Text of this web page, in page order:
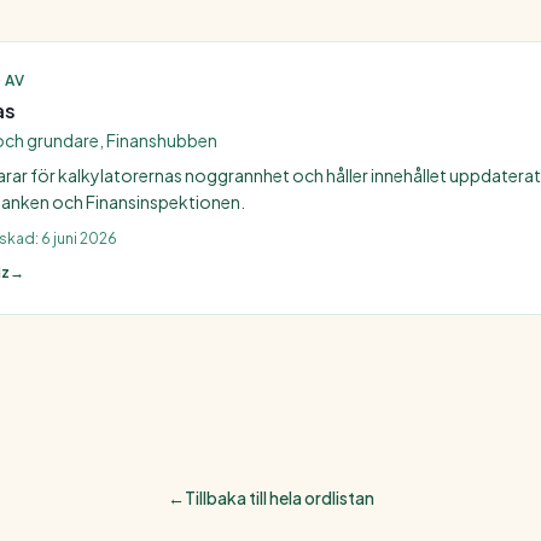
AV
grundare, Finanshubben
för kalkylatorernas noggrannhet och håller innehållet
och Finansinspektionen.
6 juni 2026
→
←Tillbaka till hela ordlistan